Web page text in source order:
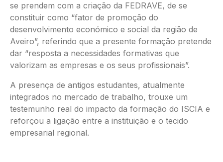
se prendem com a criação da FEDRAVE, de se
constituir como “fator de promoção do
desenvolvimento económico e social da região de
Aveiro”, referindo que a presente formação pretende
dar “resposta a necessidades formativas que
valorizam as empresas e os seus profissionais”.
A presença de antigos estudantes, atualmente
integrados no mercado de trabalho, trouxe um
testemunho real do impacto da formação do ISCIA e
reforçou a ligação entre a instituição e o tecido
empresarial regional.